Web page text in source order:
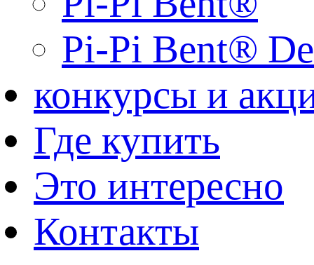
Pi-Pi Bent®
конкурсы и
Где купить
Это интересно
Контакты